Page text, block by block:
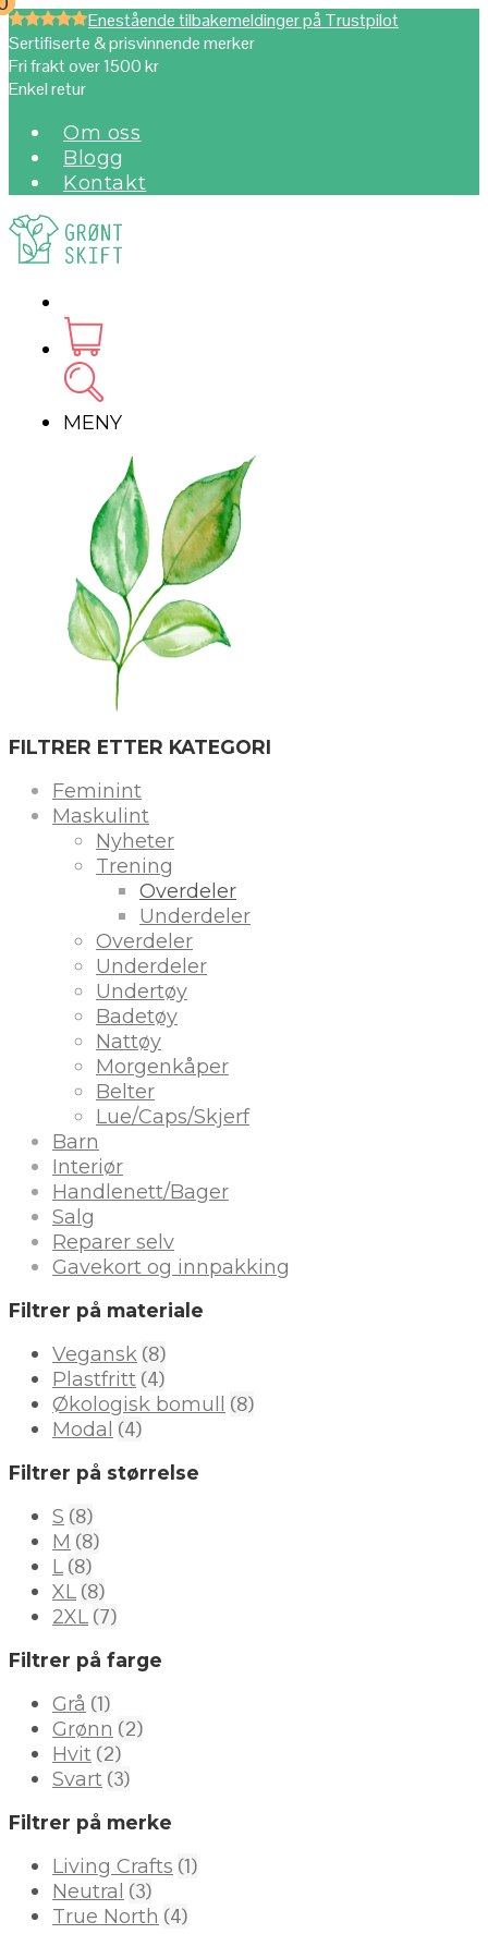
Enestående tilbakemeldinger på Trustpilot
Sertifiserte & prisvinnende merker
Fri frakt over 1500 kr
Enkel retur
Om oss
Blogg
Kontakt
MENY
FILTRER ETTER KATEGORI
Feminint
Maskulint
Nyheter
Trening
Overdeler
Underdeler
Overdeler
Underdeler
Undertøy
Badetøy
Nattøy
Morgenkåper
Belter
Lue/Caps/Skjerf
Barn
Interiør
Handlenett/Bager
Salg
Reparer selv
Gavekort og innpakking
Filtrer på materiale
Vegansk (8)
Plastfritt (4)
Økologisk bomull (8)
Modal (4)
Filtrer på størrelse
S (8)
M (8)
L (8)
XL (8)
2XL (7)
Filtrer på farge
Grå (1)
Grønn (2)
Hvit (2)
Svart (3)
Filtrer på merke
Living Crafts (1)
Neutral (3)
True North (4)